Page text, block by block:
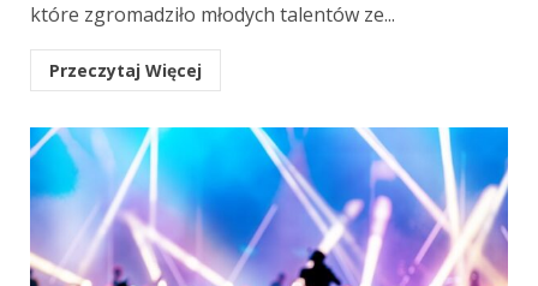
które zgromadziło młodych talentów ze...
Przeczytaj Więcej